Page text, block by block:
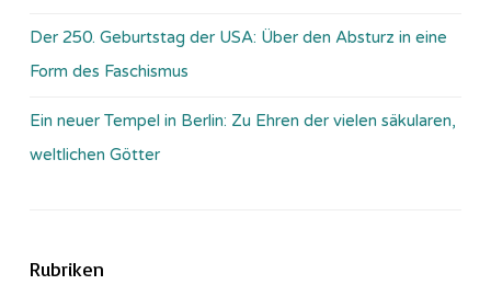
Der 250. Geburtstag der USA: Über den Absturz in eine
Form des Faschismus
Ein neuer Tempel in Berlin: Zu Ehren der vielen säkularen,
weltlichen Götter
Rubriken